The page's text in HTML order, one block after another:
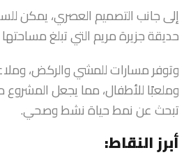
إلى جانب التصميم العصري، يمكن
حديقة جزيرة مريم التي تبلغ مساحتها 4000 متر مربع.
وتوفر مسارات للمشي والركض،
وملعبًا للأطفال، مما يجعل المشروع
تبحث عن نمط حياة نشط وصحي.
أبرز النقاط: